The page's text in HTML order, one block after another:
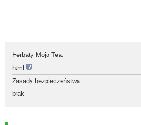
Herbaty Mojo Tea:
html
Zasady bezpieczeństwa:
brak